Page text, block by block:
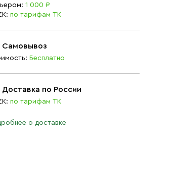
1 000 ₽
по тарифам ТК
Самовывоз
Бесплатно
Доставка по России
по тарифам ТК
о доставке